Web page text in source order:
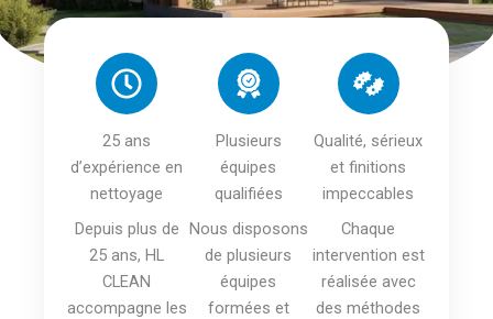
25 ans
d’expérience en
nettoyage
Depuis plus de
25 ans, HL
CLEAN
accompagne les
Plusieurs
équipes
qualifiées
Nous disposons
de plusieurs
équipes
formées et
Qualité, sérieux
et finitions
impeccables
Chaque
intervention est
réalisée avec
des méthodes